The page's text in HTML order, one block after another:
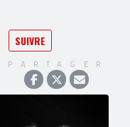
SUIVRE
PARTAGER